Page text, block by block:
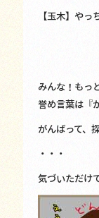
【玉木】や
みんな！もっ
誉め言葉は『
がんばって、
・・・
気づいただけ